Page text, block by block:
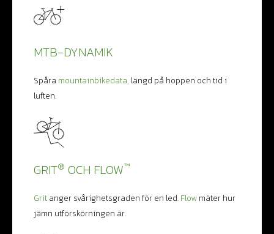
MTB-DYNAMIK
Spåra mountainbikedata, längd på hoppen och tid i
luften.
GRIT® OCH FLOW™
Grit anger svårighetsgraden för en led. Flow mäter hur
jämn utförskörningen är.